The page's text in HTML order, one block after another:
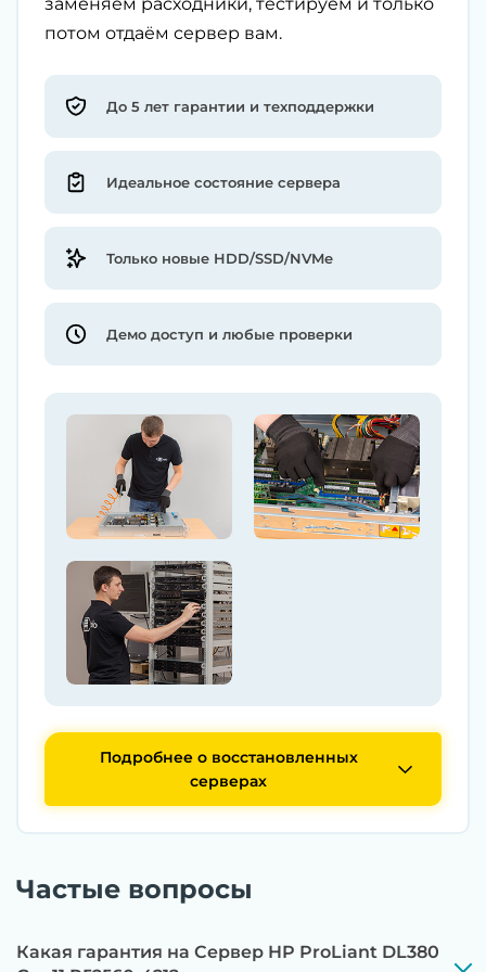
потом отдаём сервер вам.
До 5 лет гарантии и техподдержки
Идеальное состояние сервера
Только новые HDD/SSD/NVMe
Демо доступ и любые проверки
Подробнее о восстановленных
серверах
Частые вопросы
Какая гарантия на Сервер HP ProLiant DL380